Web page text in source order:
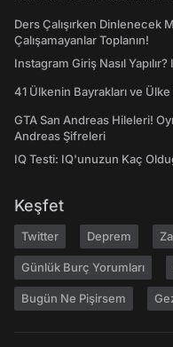
Ders Çalışırken Dinlenecek
Çalışamayanlar Toplanın!
Instagram Giriş Nasıl
41 Ülkenin Bayrakları ve Ülke
GTA San Andreas Hileleri!
Andreas Şifreleri
IQ Testi: IQ'unuzun Kaç
Keşfet
Twitter Deprem
Günlük Burç Yorumları
Bugün Ne Pişirsem